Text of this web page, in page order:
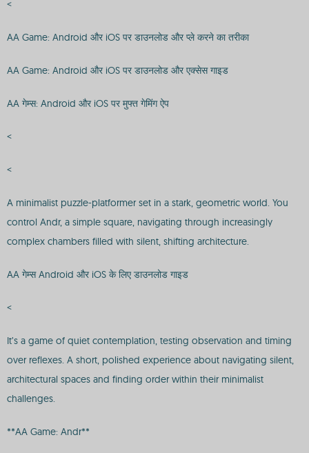
<
AA Game: Android और iOS पर डाउनलोड और प्ले करने का तरीका
AA Game: Android और iOS पर डाउनलोड और एक्सेस गाइड
AA गेम्स: Android और iOS पर मुफ्त गेमिंग ऐप
<
<
A minimalist puzzle-platformer set in a stark, geometric world. You
control Andr, a simple square, navigating through increasingly
complex chambers filled with silent, shifting architecture.
AA गेम्स Android और iOS के लिए डाउनलोड गाइड
<
It’s a game of quiet contemplation, testing observation and timing
over reflexes. A short, polished experience about navigating silent,
architectural spaces and finding order within their minimalist
challenges.
**AA Game: Andr**